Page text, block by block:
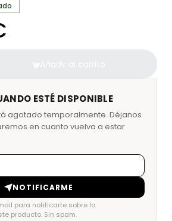
ESTÉ DISPONIBLE
agotado temporalmente. Déjanos
en cuanto vuelva a estar
NOTIFICARME
para notificarte sobre la
producto. Sin spam.